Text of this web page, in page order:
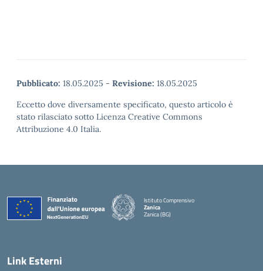
Pubblicato: 18.05.2025 - Revisione: 18.05.2025
Eccetto dove diversamente specificato, questo articolo è
stato rilasciato sotto Licenza Creative Commons
Attribuzione 4.0 Italia.
Istituto Comprensivo
Zanica
Zanica (BG)
Link Esterni